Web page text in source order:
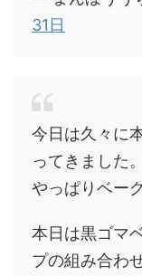
31日
今日は久々に
ってきました。
やっぱりベー
本日は黒ゴマ
プの組み合わ